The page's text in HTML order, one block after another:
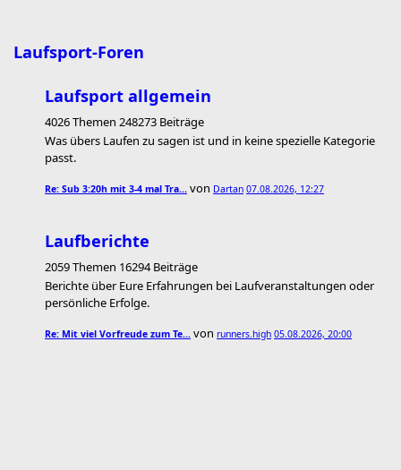
Laufsport-Foren
Laufsport allgemein
4026 Themen 248273 Beiträge
Was übers Laufen zu sagen ist und in keine spezielle Kategorie
passt.
Re: Sub 3:20h mit 3-4 mal Tra… von Dartan 07.08.2026, 12:27
Laufberichte
2059 Themen 16294 Beiträge
Berichte über Eure Erfahrungen bei Laufveranstaltungen oder
persönliche Erfolge.
Re: Mit viel Vorfreude zum Te… von runners.high 05.08.2026, 20:00